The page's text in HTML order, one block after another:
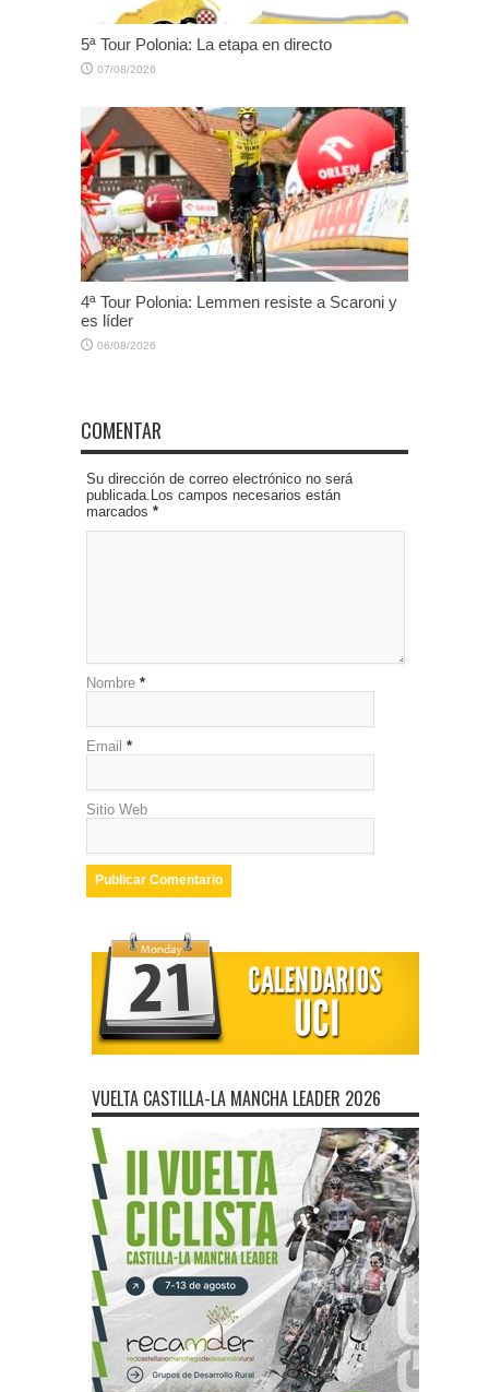
5ª Tour Polonia: La etapa en directo
07/08/2026
4ª Tour Polonia: Lemmen resiste a Scaroni y
es líder
06/08/2026
COMENTAR
Su dirección de correo electrónico no será
publicada.Los campos necesarios están
marcados *
Nombre *
Email *
Sitio Web
VUELTA CASTILLA-LA MANCHA LEADER 2026